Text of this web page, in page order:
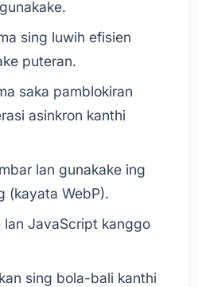
sing luwih efisien
puteran.
saka pamblokiran
asinkron kanthi
lan gunakake ing
(kayata WebP).
lan JavaScript kanggo
sing bola-bali kanthi